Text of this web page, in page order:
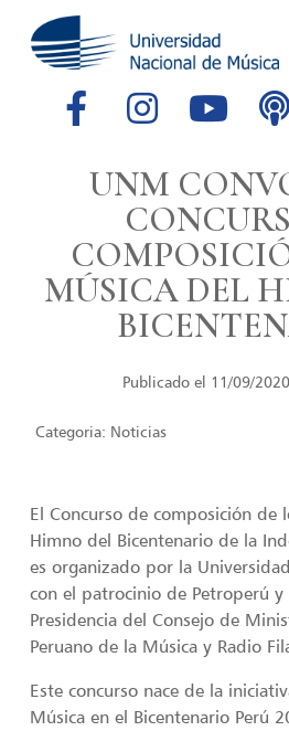
UNM
MÚSICA DEL
Publicado el 11/09/2020
Categoria: Noticias
El Concurso de composición de
Himno del Bicentenario de la
es organizado por la
con el patrocinio de Petroperú
Presidencia del Consejo de
Peruano de la Música y Radio
Este concurso nace de la
Música en el Bicentenario Perú